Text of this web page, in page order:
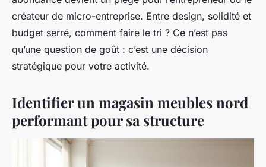
créateur de micro-entreprise. Entre design, solidité et
budget serré, comment faire le tri ? Ce n’est pas
qu’une question de goût : c’est une décision
stratégique pour votre activité.
Identifier un magasin meubles nord
performant pour sa structure